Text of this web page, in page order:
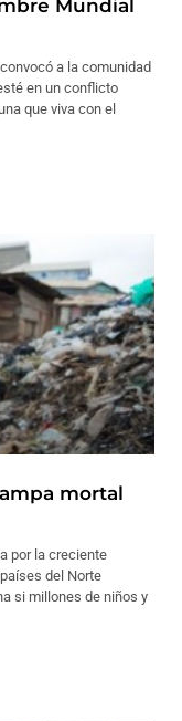
Mundial
a la comunidad
en un conflicto
que viva con el
mortal
por la creciente
del Norte
si millones de niños y